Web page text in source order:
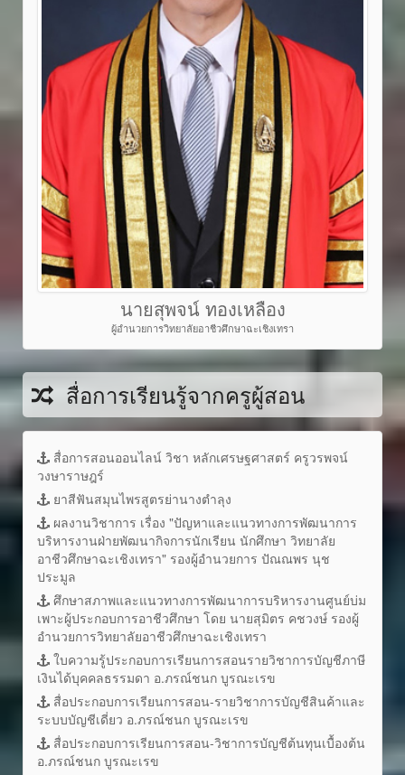
นายสุพจน์ ทองเหลือง
ผู้อำนวยการวิทยาลัยอาชีวศึกษาฉะเชิงเทรา
สื่อการเรียนรู้จากครูผู้สอน
สื่อการสอนออนไลน์ วิชา หลักเศรษฐศาสตร์ ครูวรพจน์
วงษาราษฎร์
ยาสีฟันสมุนไพรสูตรย่านางตำลุง
ผลงานวิชาการ เรื่อง "ปัญหาและแนวทางการพัฒนาการ
บริหารงานฝ่ายพัฒนากิจการนักเรียน นักศึกษา วิทยาลัย
อาชีวศึกษาฉะเชิงเทรา" รองผู้อำนวยการ ปัณณพร นุช
ประมูล
ศึกษาสภาพและแนวทางการพัฒนาการบริหารงานศูนย์บ่ม
เพาะผู้ประกอบการอาชีวศึกษา โดย นายสุมิตร คชวงษ์ รองผู้
อำนวยการวิทยาลัยอาชีวศึกษาฉะเชิงเทรา
ใบความรู้ประกอบการเรียนการสอนรายวิชาการบัญชีภาษี
เงินได้บุคคลธรรมดา อ.ภรณ์ชนก บูรณะเรข
สื่อประกอบการเรียนการสอน-รายวิชาการบัญชีสินค้าและ
ระบบบัญชีเดี่ยว อ.ภรณ์ชนก บูรณะเรข
สื่อประกอบการเรียนการสอน-วิชาการบัญชีต้นทุนเบื้องต้น
อ.ภรณ์ชนก บูรณะเรข